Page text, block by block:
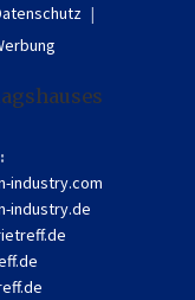
industry.com
industry.de